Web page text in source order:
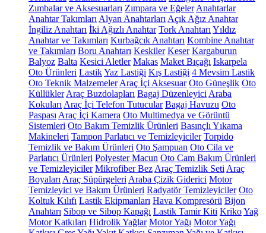
Zımbalar ve Aksesuarları Zımpara ve Eğeler Anahtarlar
Anahtar Takımları Alyan Anahtarları Açık Ağız Anahtar
İngiliz Anahtarı İki Ağızlı Anahtar Tork Anahtarı Yıldız
Anahtar ve Takımları Kurbağcık Anahtarı Kombine Anahtar
ve Takımları Boru Anahtarı Keskiler Keser Kargaburun
Balyoz Balta Kesici Aletler Makas Maket Bıçağı Iskarpela
Oto Ürünleri LastikYaz Lastiği Kış Lastiği 4 Mevsim Lastik
Oto Teknik Malzemeler Araç İçi Aksesuar Oto Güneşlik Oto
Küllükler Araç Buzdolapları Bagaj Düzenleyici Araba
Kokuları Araç İçi Telefon Tutucular Bagaj Havuzu Oto
Paspası Araç İçi Kamera Oto Multimedya ve Görüntü
Sistemleri Oto Bakım Temizlik Ürünleri Basınçlı Yıkama
Makineleri Tampon Parlatıcı ve Temizleyiciler Torpido
Temizlik ve Bakım Ürünleri Oto Şampuan Oto Cila ve
Parlatıcı Ürünleri Polyester Macun Oto Cam Bakım Ürünleri
ve Temizleyiciler Mikrofiber Bez Araç Temizlik Seti Araç
Boyaları Araç Süpürgeleri Araba Çizik Giderici Motor
Temizleyici ve Bakım Ürünleri Radyatör Temizleyiciler Oto
Koltuk Kılıfı Lastik Ekipmanları Hava Kompresörü Bijon
Anahtarı Sibop ve Sibop Kapağı Lastik Tamir Kiti KrikoYağ
Motor Katkıları Hidrolik Yağlar Motor Yağı Motor Yağı